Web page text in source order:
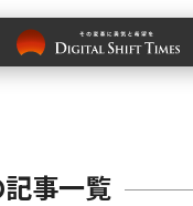
事一覧